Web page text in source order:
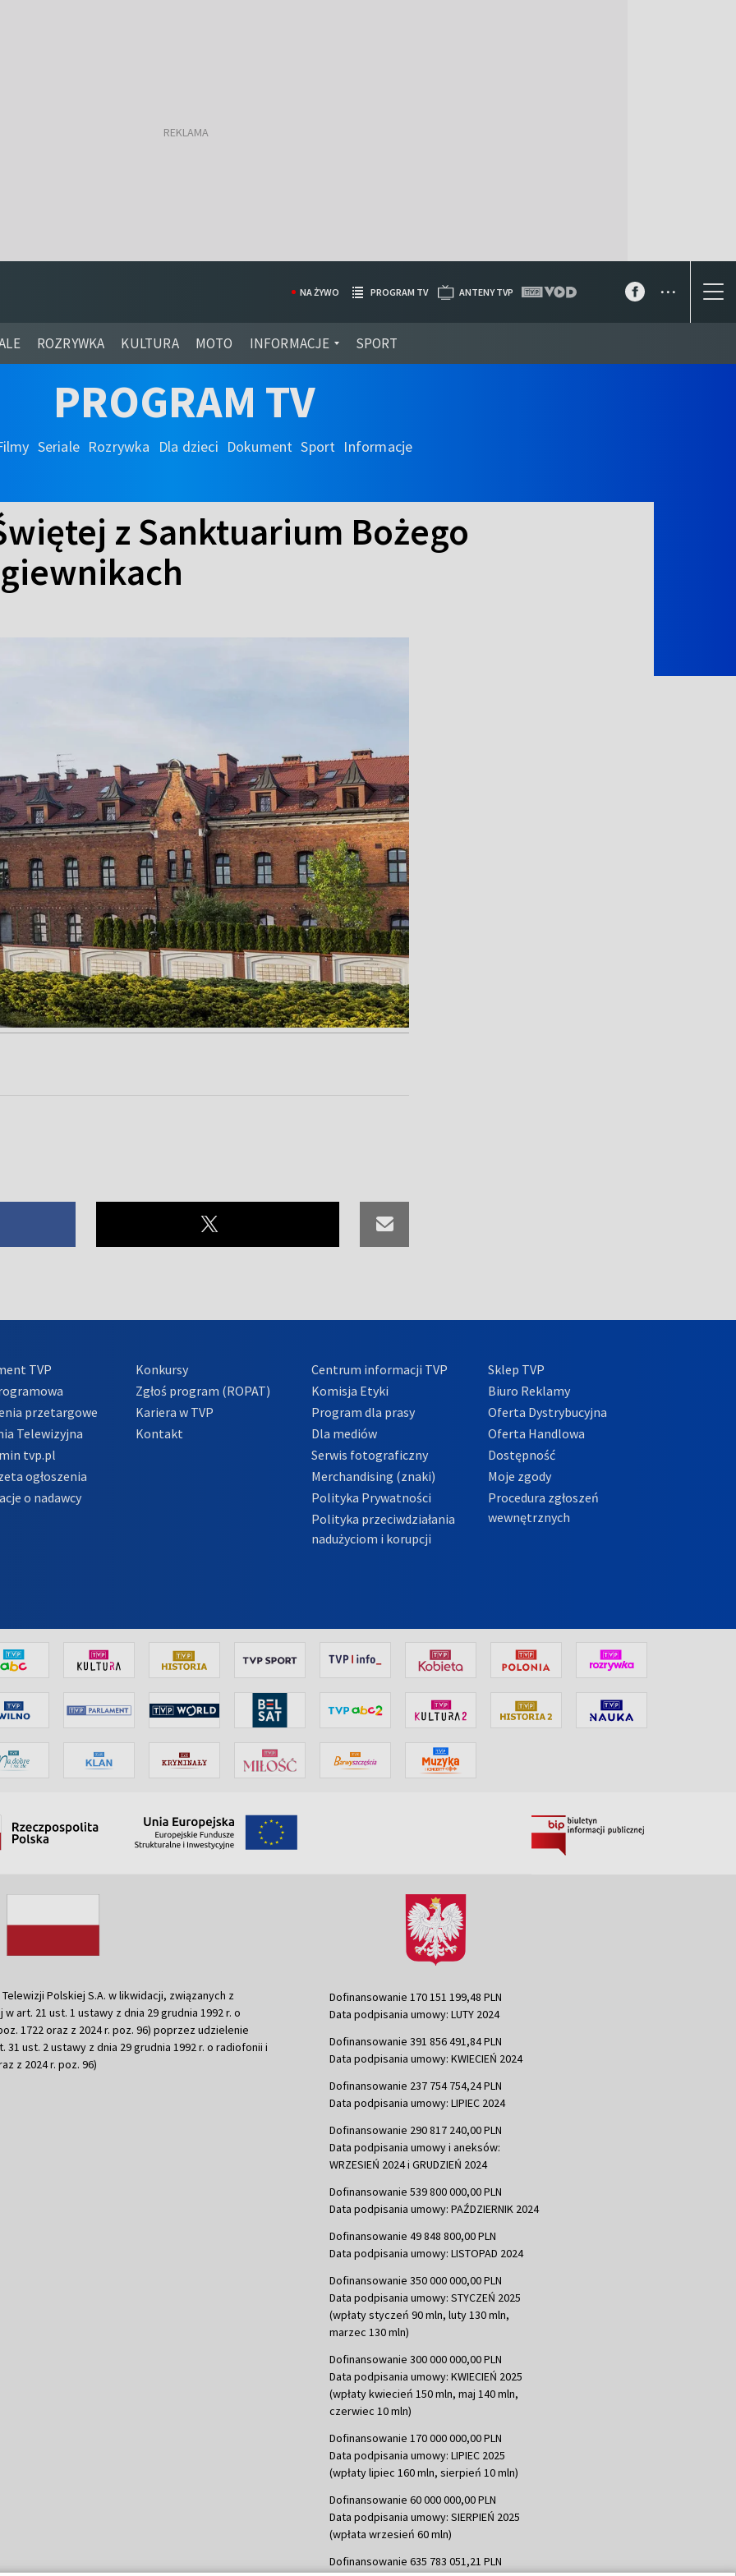
ROZRYWKA KULTURA MOTO INFORMACJE SPORT
NA ŻYWO PROGRAM TV ANTENY TVP ...
PROGRAM TV
Seriale Rozrywka Dla dzieci Dokument Sport Informacje
z Sanktuarium Bożego
TVP
przetargowe
Telewizyjna
tvp.pl
ogłoszenia
o nadawcy
Konkursy
Zgłoś program (ROPAT)
Kariera w TVP
Kontakt
Centrum informacji TVP
Komisja Etyki
Program dla prasy
Dla mediów
Serwis fotograficzny
Merchandising (znaki)
Polityka Prywatności
Polityka przeciwdziałania
nadużyciom i korupcji
Sklep TVP
Biuro Reklamy
Oferta Dystrybucyjna
Oferta Handlowa
Dostępność
Moje zgody
Procedura zgłoszeń
wewnętrznych
Polskiej S.A. w likwidacji, związanych z
art. 21 ust. 1 ustawy z dnia 29 grudnia 1992 r. o
1722 oraz z 2024 r. poz. 96) poprzez udzielenie
ust. 2 ustawy z dnia 29 grudnia 1992 r. o radiofonii i
z 2024 r. poz. 96)
Dofinansowanie 170 151 199,48 PLN
Data podpisania umowy: LUTY 2024
Dofinansowanie 391 856 491,84 PLN
Data podpisania umowy: KWIECIEŃ 2024
Dofinansowanie 237 754 754,24 PLN
Data podpisania umowy: LIPIEC 2024
Dofinansowanie 290 817 240,00 PLN
Data podpisania umowy i aneksów:
WRZESIEŃ 2024 i GRUDZIEŃ 2024
Dofinansowanie 539 800 000,00 PLN
Data podpisania umowy: PAŹDZIERNIK 2024
Dofinansowanie 49 848 800,00 PLN
Data podpisania umowy: LISTOPAD 2024
Dofinansowanie 350 000 000,00 PLN
Data podpisania umowy: STYCZEŃ 2025
(wpłaty styczeń 90 mln, luty 130 mln,
marzec 130 mln)
Dofinansowanie 300 000 000,00 PLN
Data podpisania umowy: KWIECIEŃ 2025
(wpłaty kwiecień 150 mln, maj 140 mln,
czerwiec 10 mln)
Dofinansowanie 170 000 000,00 PLN
Data podpisania umowy: LIPIEC 2025
(wpłaty lipiec 160 mln, sierpień 10 mln)
Dofinansowanie 60 000 000,00 PLN
Data podpisania umowy: SIERPIEŃ 2025
(wpłata wrzesień 60 mln)
Dofinansowanie 635 783 051,21 PLN